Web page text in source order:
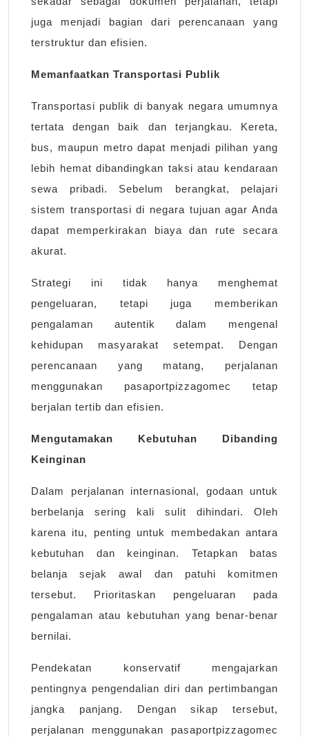
juga menjadi bagian dari perencanaan yang
terstruktur dan efisien.
Memanfaatkan Transportasi Publik
Transportasi publik di banyak negara umumnya
tertata dengan baik dan terjangkau. Kereta,
bus, maupun metro dapat menjadi pilihan yang
lebih hemat dibandingkan taksi atau kendaraan
sewa pribadi. Sebelum berangkat, pelajari
sistem transportasi di negara tujuan agar Anda
dapat memperkirakan biaya dan rute secara
akurat.
Strategi ini tidak hanya menghemat
pengeluaran, tetapi juga memberikan
pengalaman autentik dalam mengenal
kehidupan masyarakat setempat. Dengan
perencanaan yang matang, perjalanan
menggunakan pasaportpizzagomec tetap
berjalan tertib dan efisien.
Mengutamakan Kebutuhan Dibanding
Keinginan
Dalam perjalanan internasional, godaan untuk
berbelanja sering kali sulit dihindari. Oleh
karena itu, penting untuk membedakan antara
kebutuhan dan keinginan. Tetapkan batas
belanja sejak awal dan patuhi komitmen
tersebut. Prioritaskan pengeluaran pada
pengalaman atau kebutuhan yang benar-benar
bernilai.
Pendekatan konservatif mengajarkan
pentingnya pengendalian diri dan pertimbangan
jangka panjang. Dengan sikap tersebut,
perjalanan menggunakan pasaportpizzagomec